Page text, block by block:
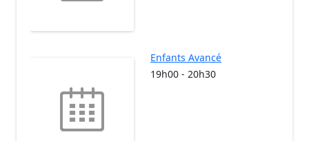
Enfants Avancé
19h00 - 20h30